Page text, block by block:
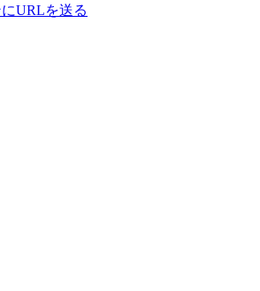
URLを送る